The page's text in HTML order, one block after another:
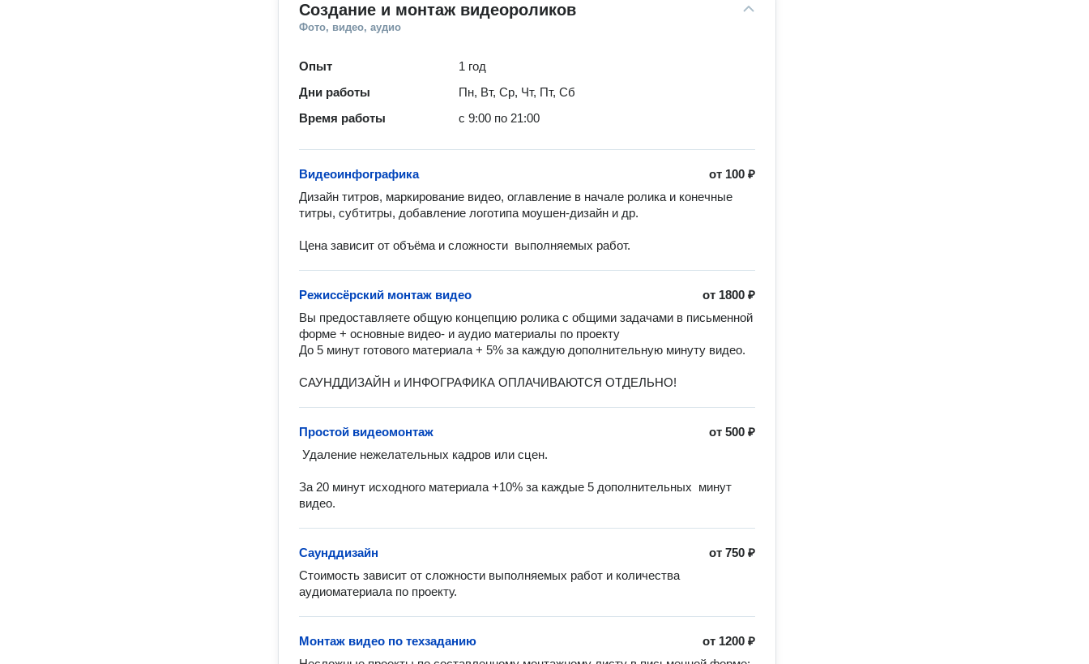
Создание и монтаж видеороликов
Фото, видео, аудио
Опыт
1 год
Дни работы
Пн, Вт, Ср, Чт, Пт, Сб
Время работы
с 9:00 по 21:00
от 100 ₽
Видеоинфографика
Дизайн титров, маркирование видео, оглавление в начале ролика и конечные
титры, субтитры, добавление логотипа моушен-дизайн и др.
Цена зависит от объёма и сложности  выполняемых работ.
от 1800 ₽
Режиссёрский монтаж видео
Вы предоставляете общую концепцию ролика с общими задачами в письменной
форме + основные видео- и аудио материалы по проекту
До 5 минут готового материала + 5% за каждую дополнительную минуту видео.
САУНДДИЗАЙН и ИНФОГРАФИКА ОПЛАЧИВАЮТСЯ ОТДЕЛЬНО!
от500 ₽
Простой видеомонтаж
За 20 минут исходного материала +10% за каждые 5 дополнительных  минут
видео.
от750 ₽
Саунддизайн
Стоимость зависит от сложности выполняемых работ и количества
аудиоматериала по проекту.
от 1200 ₽
Монтаж видео по техзаданию